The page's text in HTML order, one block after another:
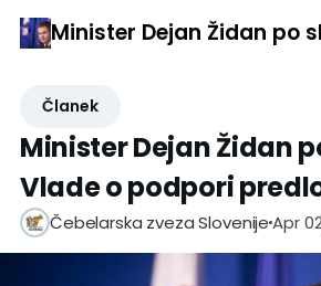
Članek
Minister Dejan Židan
Vlade o podpori
Čebelarska zveza SlovenijeApr